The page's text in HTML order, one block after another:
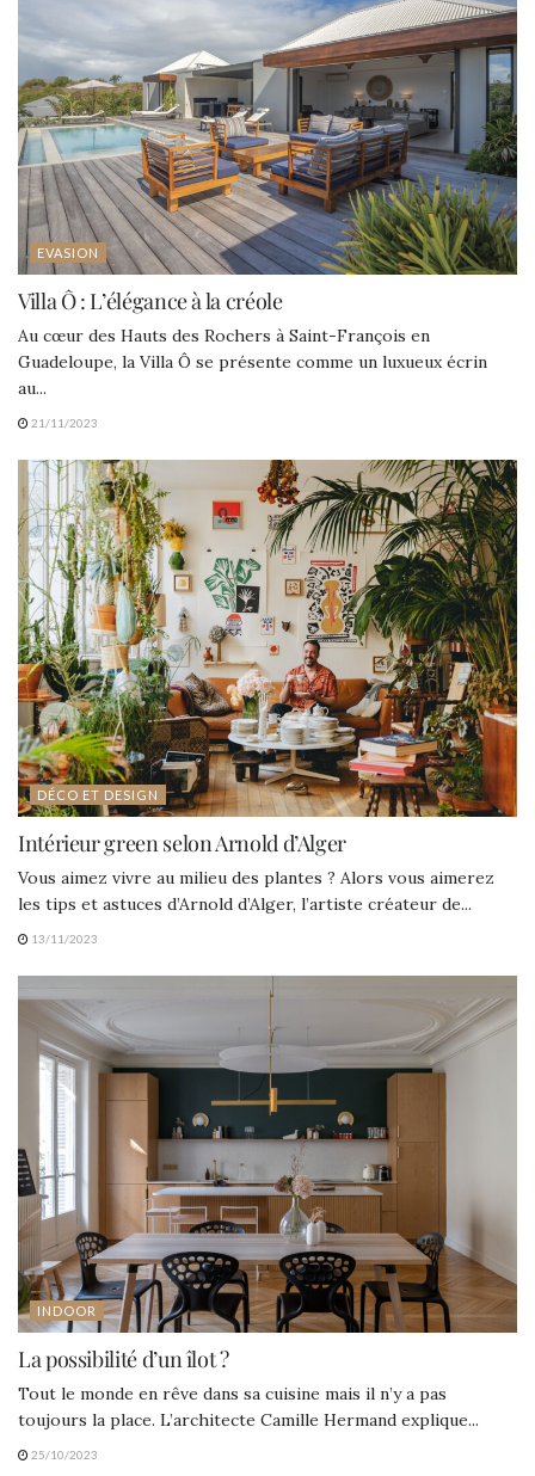
EVASION
Villa Ô : L’élégance à la créole
Au cœur des Hauts des Rochers à Saint-François en
Guadeloupe, la Villa Ô se présente comme un luxueux écrin
au...
21/11/2023
DÉCO ET DESIGN
Intérieur green selon Arnold d’Alger
Vous aimez vivre au milieu des plantes ? Alors vous aimerez
les tips et astuces d’Arnold d’Alger, l’artiste créateur de...
13/11/2023
INDOOR
La possibilité d’un îlot ?
Tout le monde en rêve dans sa cuisine mais il n’y a pas
toujours la place. L’architecte Camille Hermand explique...
25/10/2023